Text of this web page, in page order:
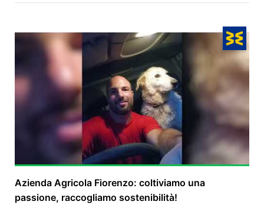
Azienda Agricola Fiorenzo: coltiviamo una
passione, raccogliamo sostenibilità!